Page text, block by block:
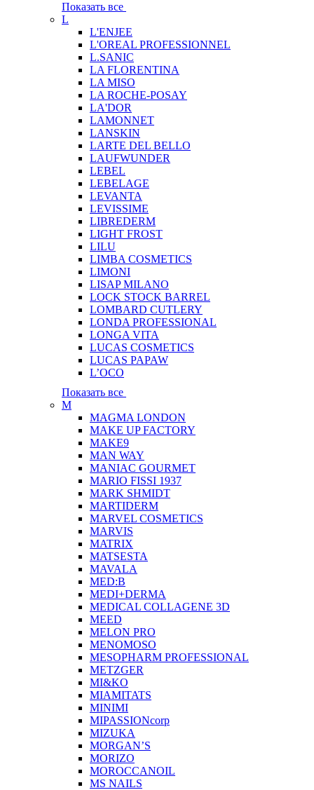
Показать все
L
L'ENJEE
L'OREAL PROFESSIONNEL
L.SANIC
LA FLORENTINA
LA MISO
LA ROCHE-POSAY
LA'DOR
LAMONNET
LANSKIN
LARTE DEL BELLO
LAUFWUNDER
LEBEL
LEBELAGE
LEVANTA
LEVISSIME
LIBREDERM
LIGHT FROST
LILU
LIMBA COSMETICS
LIMONI
LISAP MILANO
LOCK STOCK BARREL
LOMBARD CUTLERY
LONDA PROFESSIONAL
LONGA VITA
LUCAS COSMETICS
LUCAS PAPAW
L’OCO
Показать все
M
MAGMA LONDON
MAKE UP FACTORY
MAKE9
MAN WAY
MANIAC GOURMET
MARIO FISSI 1937
MARK SHMIDT
MARTIDERM
MARVEL COSMETICS
MARVIS
MATRIX
MATSESTA
MAVALA
MED:B
MEDI+DERMA
MEDICAL COLLAGENE 3D
MEED
MELON PRO
MENOMOSO
MESOPHARM PROFESSIONAL
METZGER
MI&KO
MIAMITATS
MINIMI
MIPASSIONcorp
MIZUKA
MORGAN’S
MORIZO
MOROCCANOIL
MS NAILS